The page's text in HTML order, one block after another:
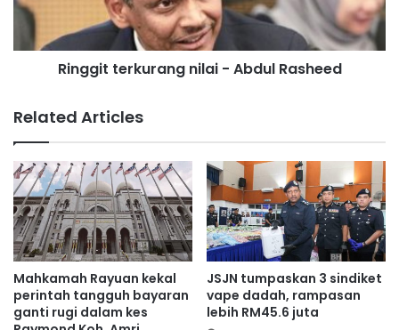
n
t
a
G
a
z
a
d
i
i
s
y
e
r
a
n
g
n
i
a
i
-
A
Ringgit terkurang nilai - Abdul Rasheed
Related Articles
Mahkamah Rayuan kekal
perintah tangguh bayaran
ganti rugi dalam kes
JSJN tumpaskan 3 sindiket
vape dadah, rampasan
lebih RM45.6 juta